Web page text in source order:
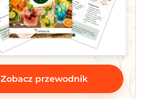
Zobacz przewodnik